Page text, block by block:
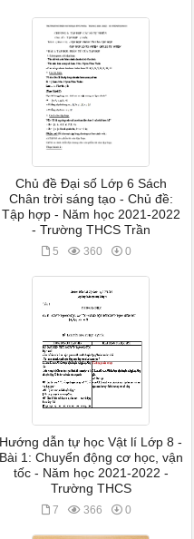
Chủ đề Đại số Lớp 6 Sách
Chân trời sáng tạo - Chủ đề:
Tập hợp - Năm học 2021-2022
- Trường THCS Trần
5 360 0
Hướng dẫn tự học Vật lí Lớp 8 -
Bài 1: Chuyển động cơ học, vận
tốc - Năm học 2021-2022 -
Trường THCS
7 366 0